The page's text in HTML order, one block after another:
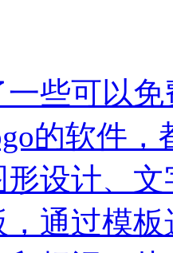
些可以
的软件
设计、
通过模